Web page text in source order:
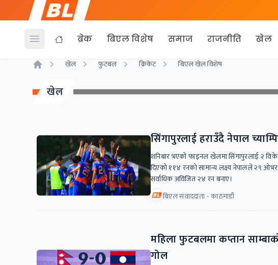
Open menu ब्रेक बिएल विशेष समाज राजनीति खेल
खेल फुटबल क्रिकेट बिएल खेल विशेष
खेल
सिंगापुरलाई हराउँदै नेपाल
शनिबार भएको फाइनल खेलमा सिंगापुरलाई २
दिएको ११४ रनको सामान्य लक्ष्य नेपालले २९
सर्वाधिक अविजित २४ रन बनाए।
बिएल संवाददाता - काठमाडौं
महिला फुटबलमा कप्तान
गोल